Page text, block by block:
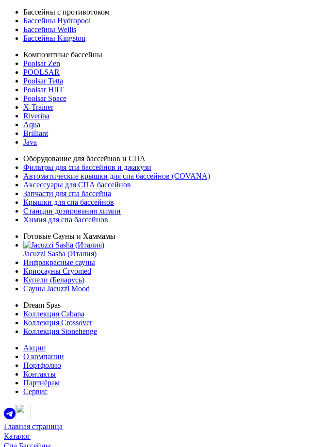
Бассейны с противотоком
Бассейны Hydropool
Бассейны Wellis
Бассейны Kingston
Композитные бассейны
Poolsar Zen
POOLSAR
Poolsar Tetta
Poolsar HIIT
Poolsar Space
X-Trainer
Riverina
Aqua
Brilliant
Java
Оборудование для бассейнов и СПА
Фильтры для спа бассейнов и джакузи
Автоматические крышки для спа бассейнов (COVANA)
Аксессуары для СПА бассейнов
Запчасти для спа бассейна
Крышки для спа бассейнов
Станции дозирования химии
Химия для спа бассейнов
Готовые Сауны и Хаммамы
Jacuzzi Sasha (Италия)
Инфракрасные сауны
Криосауны Cryomed
Купели (Беларусь)
Сауны Jacuzzi Mood
Dream Spas
Коллекция Cabana
Коллекция Crossover
Коллекция Stonehenge
Акции
О компании
Портфолио
Контакты
Партнёрам
Сервис
Главная страница
Каталог